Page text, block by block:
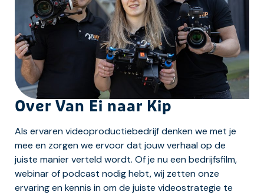
Over Van Ei naar Kip
Als ervaren videoproductiebedrijf denken we met je
mee en zorgen we ervoor dat jouw verhaal op de
juiste manier verteld wordt. Of je nu een bedrijfsfilm,
webinar of podcast nodig hebt, wij zetten onze
ervaring en kennis in om de juiste videostrategie te